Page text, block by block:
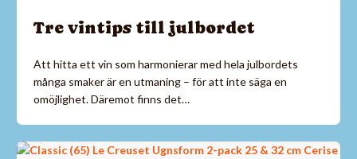
Tre vintips till julbordet
Att hitta ett vin som harmonierar med hela julbordets
många smaker är en utmaning – för att inte säga en
omöjlighet. Däremot finns det…